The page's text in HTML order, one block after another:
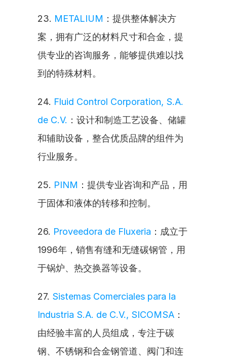
23. METALIUM ：提供整体解决方
案，拥有广泛的材料尺寸和合金，提
供专业的咨询服务，能够提供难以找
到的特殊材料。
24. Fluid Control Corporation, S.A.
de C.V. ：设计和制造工艺设备、储罐
和辅助设备，整合优质品牌的组件为
行业服务。
25. PINM ：提供专业咨询和产品，用
于固体和液体的转移和控制。
26. Proveedora de Fluxeria ：成立于
1996年，销售有缝和无缝碳钢管，用
于锅炉、热交换器等设备。
27. Sistemas Comerciales para la
Industria S.A. de C.V., SICOMSA ：
由经验丰富的人员组成，专注于碳
钢、不锈钢和合金钢管道、阀门和连